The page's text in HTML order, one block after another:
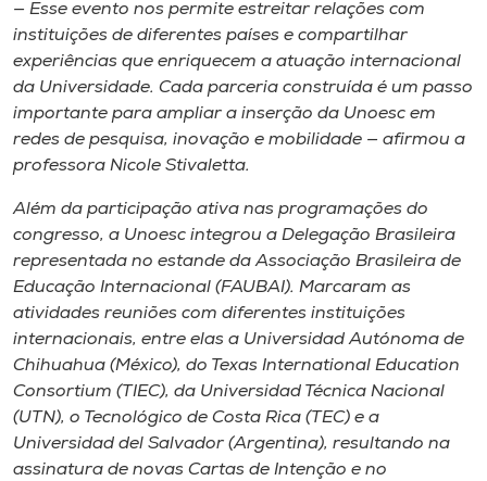
— Esse evento nos permite estreitar relações com
instituições de diferentes países e compartilhar
experiências que enriquecem a atuação internacional
da Universidade. Cada parceria construída é um passo
importante para ampliar a inserção da Unoesc em
redes de pesquisa, inovação e mobilidade — afirmou a
professora Nicole Stivaletta.
Além da participação ativa nas programações do
congresso, a Unoesc integrou a Delegação Brasileira
representada no estande da Associação Brasileira de
Educação Internacional (FAUBAI). Marcaram as
atividades reuniões com diferentes instituições
internacionais, entre elas a Universidad Autónoma de
Chihuahua (México), do Texas International Education
Consortium (TIEC), da Universidad Técnica Nacional
(UTN), o Tecnológico de Costa Rica (TEC) e a
Universidad del Salvador (Argentina), resultando na
assinatura de novas Cartas de Intenção e no